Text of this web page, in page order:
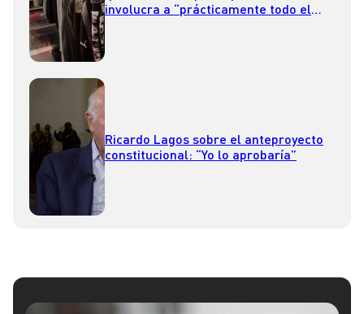
involucra a “prácticamente todo el
Ricardo Lagos sobre el anteproyecto
constitucional: “Yo lo aprobaría”